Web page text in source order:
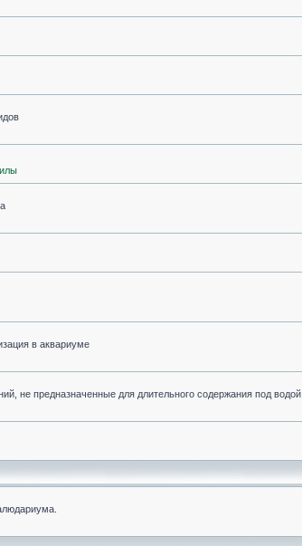
в аквариуме
не предназначенные для длительного содержания под водой